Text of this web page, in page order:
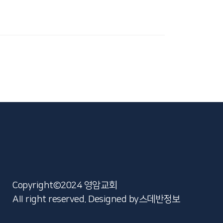
Copyright©2024 영암교회
AII right reserved. Designed by스데반정보